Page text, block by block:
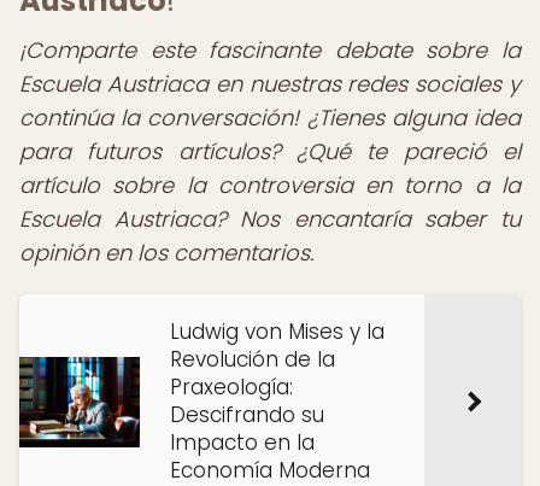
¡Comparte este fascinante debate sobre la
Escuela Austriaca en nuestras redes sociales y
continúa la conversación!¿Tienes alguna idea
para futuros artículos? ¿Qué te pareció el
artículo sobre la controversia en torno a la
Escuela Austriaca? Nos encantaría saber tu
opinión en los comentarios.
Ludwig von Mises y la
Revolución de la
Praxeología:
Descifrando su
Impacto en la
Economía Moderna